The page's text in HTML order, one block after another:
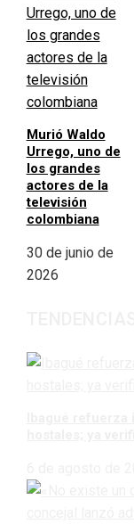
Murió Waldo
Urrego, uno de
los grandes
actores de la
televisión
colombiana
30 de junio de
2026